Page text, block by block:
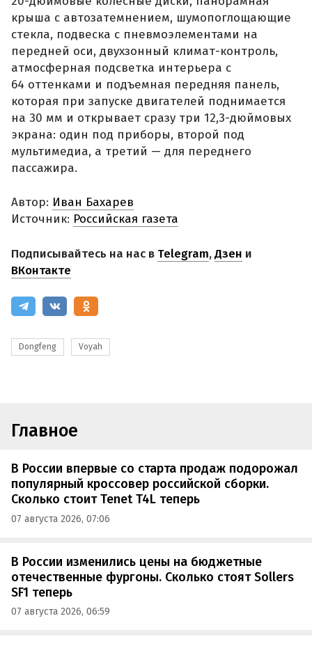
крыша с автозатемнением, шумопоглощающие
стекла, подвеска с пневмоэлементами на
передней оси, двухзонный климат-контроль,
атмосферная подсветка интерьера с
64 оттенками и подъемная передняя панель,
которая при запуске двигателей поднимается
на 30 мм и открывает сразу три 12,3-дюймовых
экрана: один под приборы, второй под
мультимедиа, а третий — для переднего
пассажира.
Автор: Иван Бахарев
Источник: Российская газета
Подписывайтесь на нас в Telegram,Дзен и
ВКонтакте
Dongfeng Voyah
Главное
В России впервые со старта продаж подорожал
популярный кроссовер российской сборки.
Сколько стоит Tenet T4L теперь
07 августа 2026, 07:06
В России изменились цены на бюджетные
отечественные фургоны. Сколько стоят Sollers
SF1 теперь
07 августа 2026, 06:59